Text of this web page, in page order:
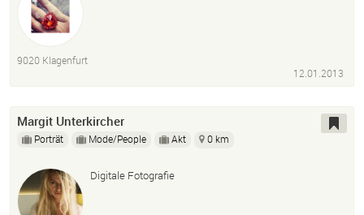
9020 Klagenfurt
12.01.2013
Margit Unterkircher
Porträt Mode/People Akt 0 km
Digitale Fotografie